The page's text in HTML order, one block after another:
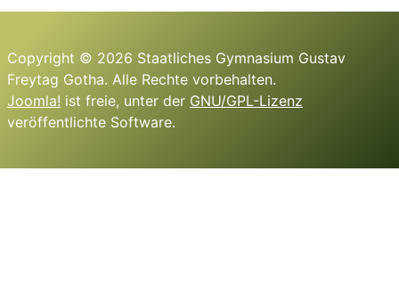
Copyright © 2026 Staatliches Gymnasium Gustav
Freytag Gotha. Alle Rechte vorbehalten.
Joomla! ist freie, unter der GNU/GPL-Lizenz
veröffentlichte Software.